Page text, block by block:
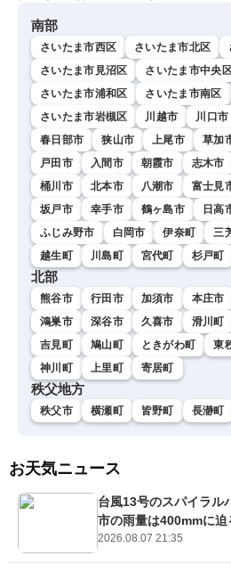
南部
さいたま市西区 さいたま市北区
さいたま市見沼区
さいたま市中央
さいたま市浦和区
さいたま市南区
さいたま市岩槻区
川越市 川口市
春日部市
狭山市 上尾市 草加
戸田市
入間市 朝霞市 志木市
桶川市
北本市 八潮市 富士見
坂戸市
幸手市 鶴ヶ島市 日高
ふじみ野市
白岡市 伊奈町 三
越生町
川島町 宮代町 杉戸町
北部
熊谷市 行田市 加須市 本庄市
鴻巣市
深谷市 久喜市 滑川町
吉見町
鳩山町 ときがわ町 東
神川町
上里町 寄居町
秩父地方
秩父市 横瀬町 皆野町 長瀞町
お天気ニュース
台風13号のスパイラ
市の雨量は400mmに迫
2026.08.07 21:35